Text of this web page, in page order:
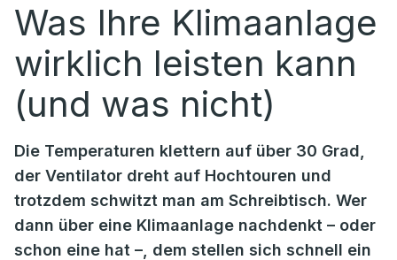
Was Ihre Klimaanlage
wirklich leisten kann
(und was nicht)
Die Temperaturen klettern auf über 30 Grad,
der Ventilator dreht auf Hochtouren und
trotzdem schwitzt man am Schreibtisch. Wer
dann über eine Klimaanlage nachdenkt – oder
schon eine hat –, dem stellen sich schnell ein